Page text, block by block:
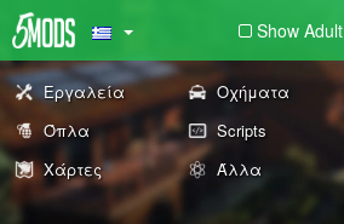
Show Adult
Εργαλεία Οχήματα
Όπλα
Scripts
Χάρτες
Άλλα